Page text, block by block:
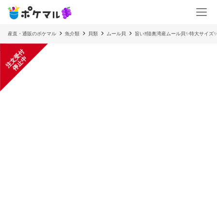
産直・通販のポケマル 魚介類 貝類 ムール貝 旨い‼️陸奥湾産ムール貝✨️特大サイズ✨
注
文
受
付
停
止
中